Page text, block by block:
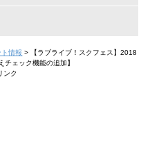
ト情報 >
【ラブライブ！スクフェス】2018
ェック機能の追加】
ンク